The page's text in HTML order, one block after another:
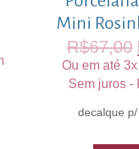
Mini
R$67,00
Ou em até
Sem juros -
decalque